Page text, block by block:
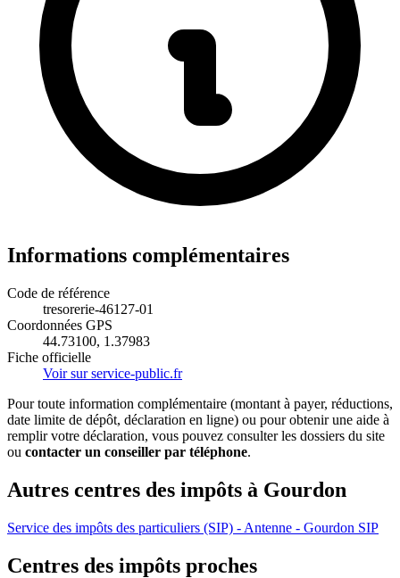
Informations complémentaires
Code de référence
tresorerie-46127-01
Coordonnées GPS
44.73100, 1.37983
Fiche officielle
Voir sur service-public.fr
Pour toute information complémentaire (montant à payer, réductions,
date limite de dépôt, déclaration en ligne) ou pour obtenir une aide à
remplir votre déclaration, vous pouvez consulter les dossiers du site
ou contacter un conseiller par téléphone.
Autres centres des impôts à Gourdon
Service des impôts des particuliers (SIP) - Antenne - Gourdon SIP
Centres des impôts proches